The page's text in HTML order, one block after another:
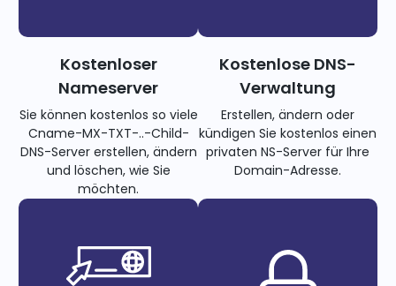
Kostenloser
Nameserver
Sie können kostenlos so viele
Cname-MX-TXT-..-Child-
DNS-Server erstellen, ändern
und löschen, wie Sie
möchten.
Kostenlose DNS-
Verwaltung
Erstellen, ändern oder
kündigen Sie kostenlos einen
privaten NS-Server für Ihre
Domain-Adresse.